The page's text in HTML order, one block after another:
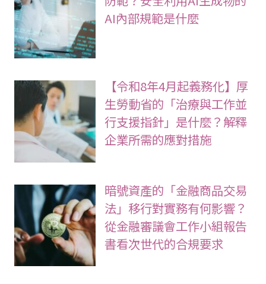
AI內部規範是什麼
【令和8年4月起義務化】厚
生勞動省的「治療與工作並
行支援指針」是什麼？解釋
企業所需的應對措施
暗號資產的「金融商品交易
法」移行對實務有何影響？
從金融審議會工作小組報告
書看次世代的合規要求